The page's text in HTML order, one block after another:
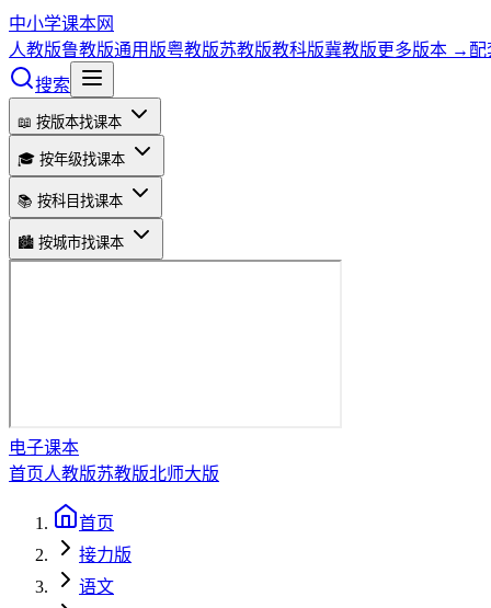
中小学课本网
人教版鲁教版通用版粤教版苏教版教科版冀教版更多版本 → 配
搜索
📖 按版本找课本
🎓 按年级找课本
📚 按科目找课本
🏙️ 按城市找课本
电子课本
首页人教版苏教版北师大版
首页
接力版
语文